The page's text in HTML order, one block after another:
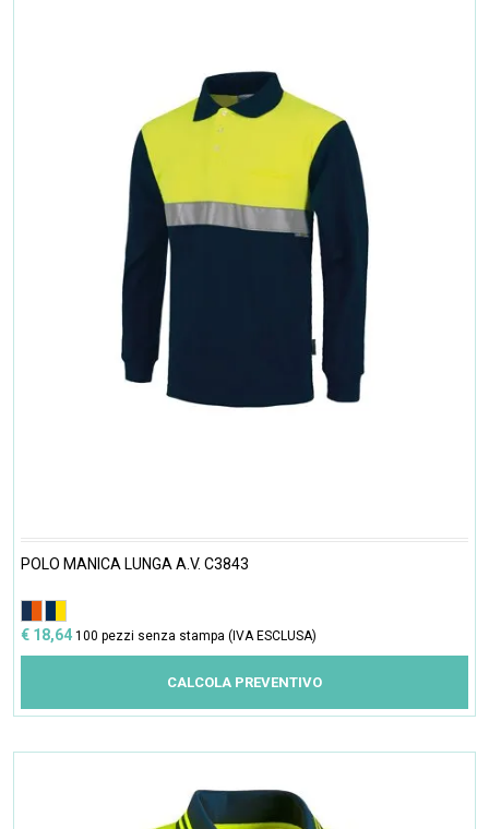
POLO MANICA LUNGA A.V. C3843
€ 18,64 100 pezzi senza stampa (IVA ESCLUSA)
CALCOLA PREVENTIVO